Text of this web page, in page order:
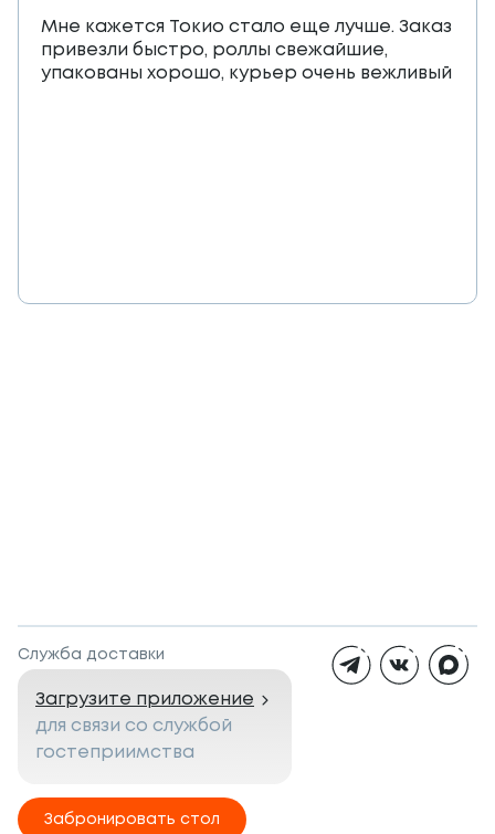
Мне кажется Токио стало еще лучше. Заказ
привезли быстро, роллы свежайшие,
упакованы хорошо, курьер очень вежливый
Служба доставки
Загрузите приложение
для связи со службой
гостеприимства
Забронировать стол